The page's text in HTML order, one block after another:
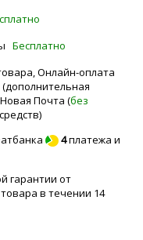
Бесплатно
Онлайн-оплата
Почта (без
4платежа и
гарантии от
в течении 14